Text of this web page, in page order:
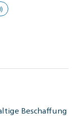
Be­schaf­fung